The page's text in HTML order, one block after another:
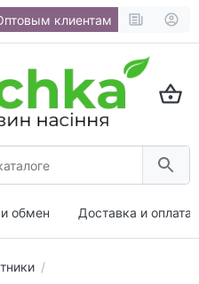
клиентам
обмен Доставка и оплата